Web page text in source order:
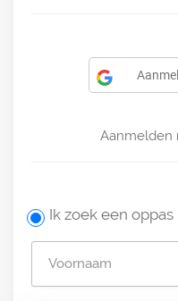
Aanmelden
Ik zoek een oppas